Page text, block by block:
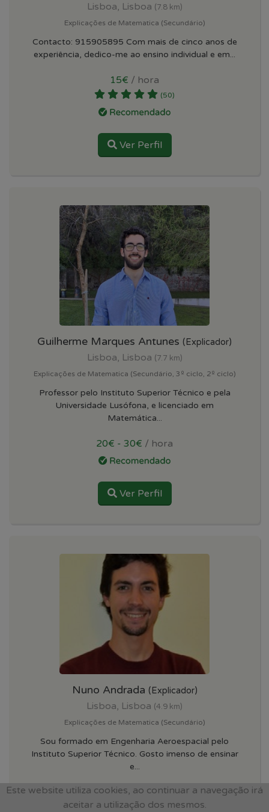
Este website utiliza cookies, ao continuar a navegação irá
aceitar a utilização dos mesmos.
Lisboa, Lisboa (7.8 km)
Explicações de Matematica (Secundário)
Contacto: 915905895 Com mais de cinco anos de
experiência, dedico-me ao ensino individual e em...
15€ / hora
(50)
Ver Perfil
Guilherme Marques Antunes (Explicador)
Lisboa, Lisboa (7.7 km)
Explicações de Matematica (Secundário, 3º ciclo, 2º ciclo)
Professor pelo Instituto Superior Técnico e pela
Universidade Lusófona, e licenciado em
Matemática...
20€ - 30€ / hora
Ver Perfil
Nuno Andrada (Explicador)
Lisboa, Lisboa (4.9 km)
Explicações de Matematica (Secundário)
Sou formado em Engenharia Aeroespacial pelo
Instituto Superior Técnico. Gosto imenso de ensinar
e...
25€/ hora